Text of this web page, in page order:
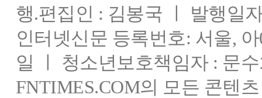
행.편집인 : 김봉국 ㅣ 발행일
인터넷신문 등록번호: 서울,
일 ㅣ 청소년보호책임자 : 문
FNTIMES.COM의 모든 콘텐